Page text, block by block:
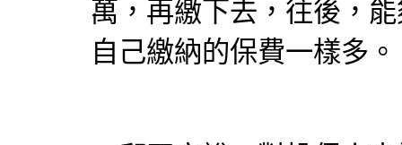
萬，再繳下去，往後，
自己繳納的保費一樣多。